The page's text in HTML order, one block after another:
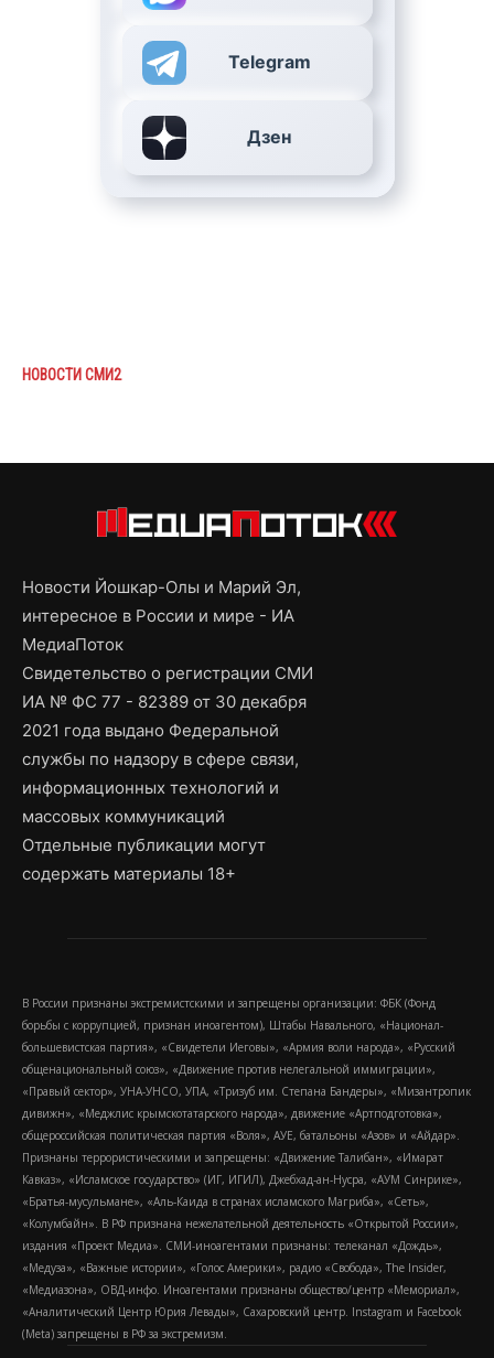
Telegram
Дзен
НОВОСТИ СМИ2
Новости Йошкар-Олы и Марий Эл,
интересное в России и мире - ИА
МедиаПоток
Свидетельство о регистрации СМИ
ИА № ФС 77 - 82389 от 30 декабря
2021 года выдано Федеральной
службы по надзору в сфере связи,
информационных технологий и
массовых коммуникаций
Отдельные публикации могут
содержать материалы 18+
В России признаны экстремистскими и запрещены организации: ФБК (Фонд
борьбы с коррупцией, признан иноагентом), Штабы Навального, «Национал-
большевистская партия», «Свидетели Иеговы», «Армия воли народа», «Русский
общенациональный союз», «Движение против нелегальной иммиграции»,
«Правый сектор», УНА-УНСО, УПА, «Тризуб им. Степана Бандеры», «Мизантропик
дивижн», «Меджлис крымскотатарского народа», движение «Артподготовка»,
общероссийская политическая партия «Воля», АУЕ, батальоны «Азов» и «Айдар».
Признаны террористическими и запрещены: «Движение Талибан», «Имарат
Кавказ», «Исламское государство» (ИГ, ИГИЛ), Джебхад-ан-Нусра, «АУМ Синрике»,
«Братья-мусульмане», «Аль-Каида в странах исламского Магриба», «Сеть»,
«Колумбайн». В РФ признана нежелательной деятельность «Открытой России»,
издания «Проект Медиа». СМИ-иноагентами признаны: телеканал «Дождь»,
«Медуза», «Важные истории», «Голос Америки», радио «Свобода», The Insider,
«Медиазона», ОВД-инфо. Иноагентами признаны общество/центр «Мемориал»,
«Аналитический Центр Юрия Левады», Сахаровский центр. Instagram и Facebook
(Metа) запрещены в РФ за экстремизм.